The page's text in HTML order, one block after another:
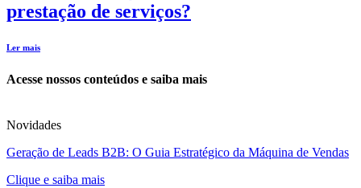
prestação de serviços?
Ler mais
Acesse nossos conteúdos e saiba mais
Novidades
Geração de Leads B2B: O Guia Estratégico da Máquina de Vendas
Clique e saiba mais